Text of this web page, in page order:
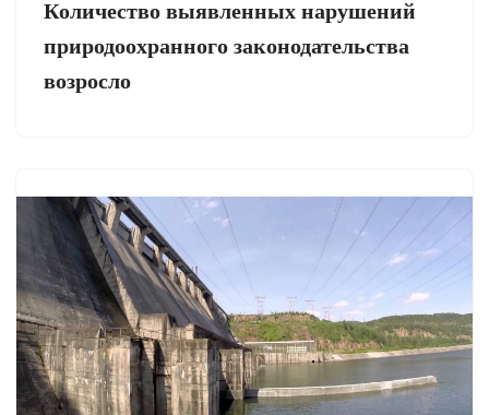
Количество выявленных нарушений
природоохранного законодательства
возросло